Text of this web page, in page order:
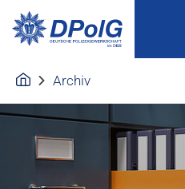
Archiv